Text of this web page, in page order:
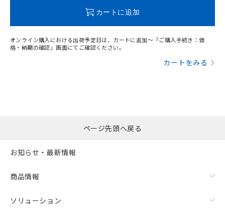
カートに追加
オンライン購入における出荷予定日は、カートに追加～「ご購入手続き：価
格・納期の確認」画面にてご確認ください。
カートをみる
ページ先頭へ戻る
お知らせ・最新情報
商品情報
ソリューション